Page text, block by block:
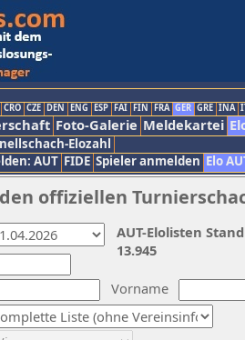
CRO CZE DEN ENG ESP FAI FIN FRA GER GRE INA
Foto-Galerie Meldekartei
Elozahl
AUT FIDE Spieler anmelden Elo
offiziellen
Vorname
AUT-Elolisten
13.945